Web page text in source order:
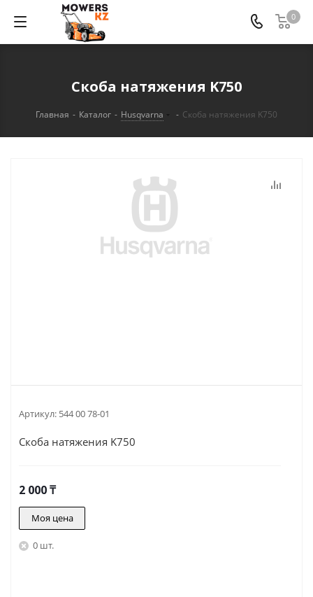
0
Скоба натяжения K750
Главная - Каталог - Husqvarna - Скоба натяжения K750
Артикул: 544 00 78-01
Скоба натяжения K750
2 000₸
Моя цена
0 шт.